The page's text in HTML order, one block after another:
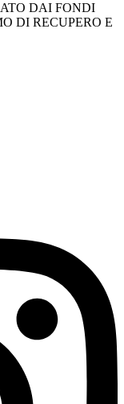
DAI FONDI
DI RECUPERO E